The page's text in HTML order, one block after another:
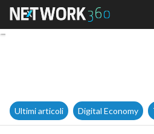
GenAI
Ultimi articoli Digital Economy